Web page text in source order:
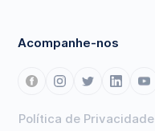
Acompanhe-nos
Política de Privacidade